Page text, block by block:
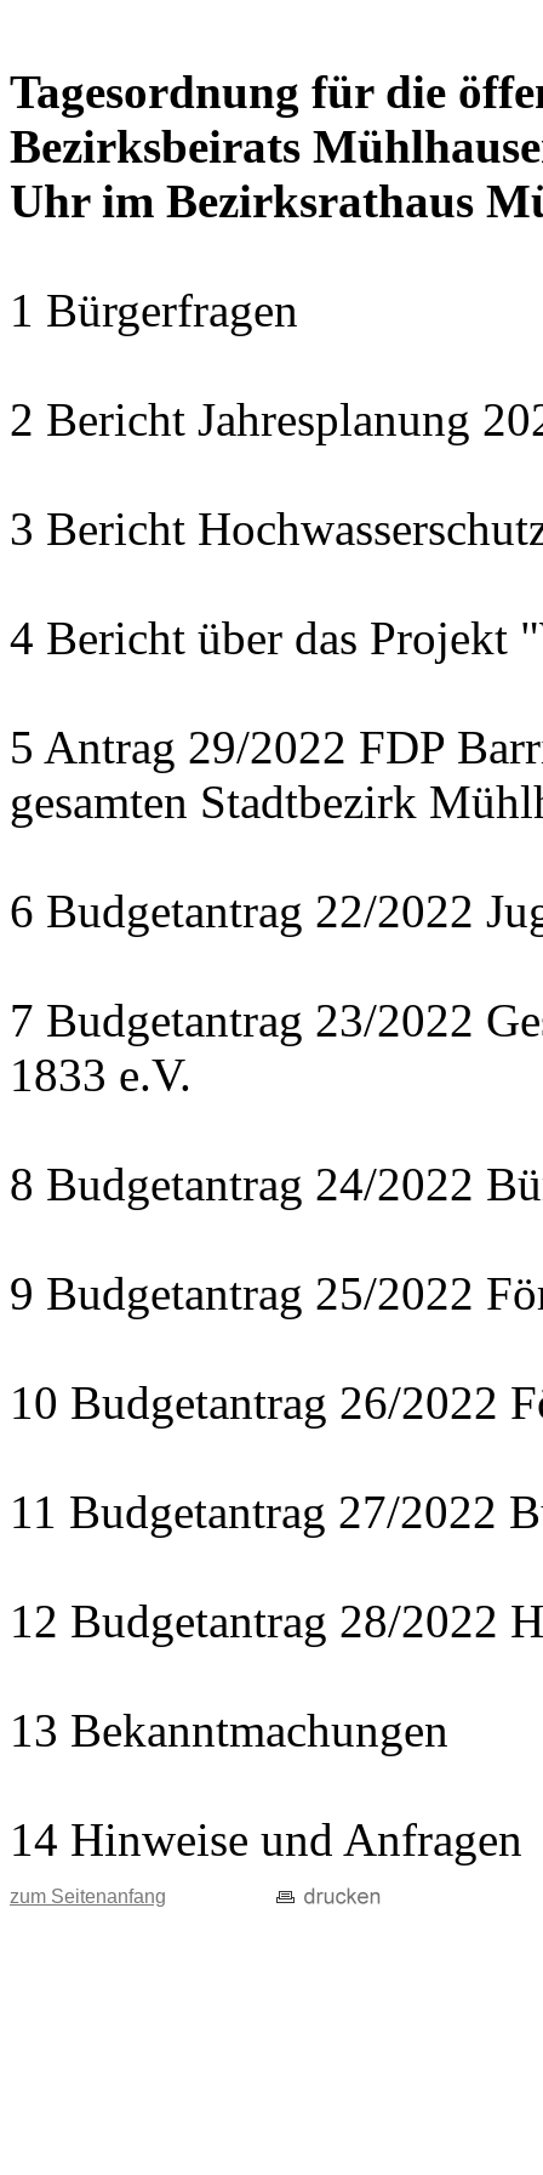
Tagesordnung für die
Bezirksbeirats
Uhr im Bezirksrathaus
1 Bürgerfragen
2 Bericht Jahresplanung
3 Bericht
4 Bericht über das Projekt
5 Antrag 29/2022 FDP
gesamten Stadtbezirk
6 Budgetantrag 22/2022
7 Budgetantrag 23/2022
1833 e.V.
8 Budgetantrag 24/2022
9 Budgetantrag 25/2022
10 Budgetantrag 26/2022
11 Budgetantrag 27/2022
12 Budgetantrag 28/2022
13 Bekanntmachungen
14 Hinweise und Anfragen
zum Seitenanfang